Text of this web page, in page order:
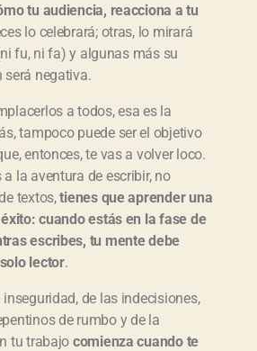
tu audiencia, reacciona a tu
lo celebrará; otras, lo mirará
fu, ni fa) y algunas más su
será negativa.
a todos, esa es la
tampoco puede ser el objetivo
entonces, te vas a volver loco.
la aventura de escribir, no
textos,tienes que aprender una
cuando estás en la fase de
escribes, tu mente debe
lector.
de las indecisiones,
de rumbo y de la
tu trabajo comienza cuando te